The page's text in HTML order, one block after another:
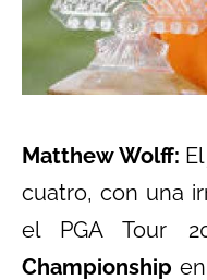
Matthew Wolff:
cuatro, con una
el PGA Tour
Championship